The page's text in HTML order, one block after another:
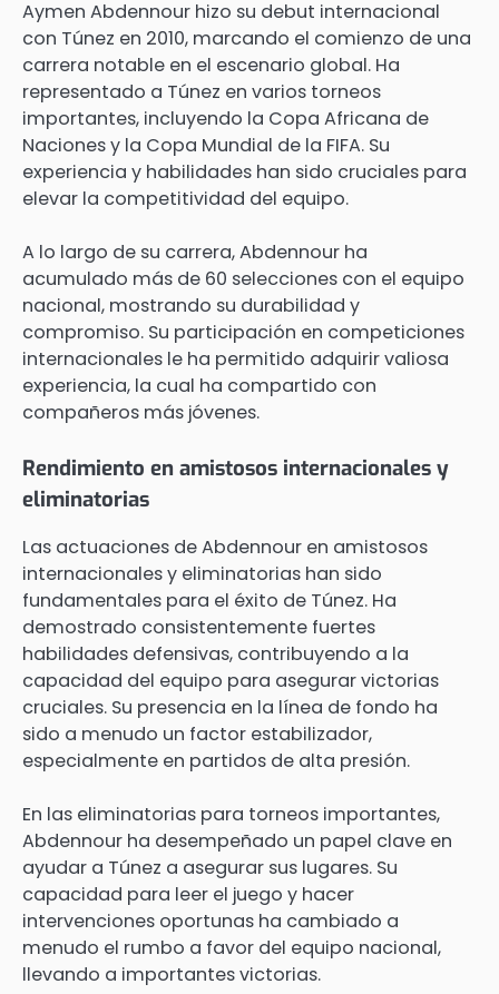
Aymen Abdennour hizo su debut internacional
con Túnez en 2010, marcando el comienzo de una
carrera notable en el escenario global. Ha
representado a Túnez en varios torneos
importantes, incluyendo la Copa Africana de
Naciones y la Copa Mundial de la FIFA. Su
experiencia y habilidades han sido cruciales para
elevar la competitividad del equipo.
A lo largo de su carrera, Abdennour ha
acumulado más de 60 selecciones con el equipo
nacional, mostrando su durabilidad y
compromiso. Su participación en competiciones
internacionales le ha permitido adquirir valiosa
experiencia, la cual ha compartido con
compañeros más jóvenes.
Rendimiento en amistosos internacionales y
eliminatorias
Las actuaciones de Abdennour en amistosos
internacionales y eliminatorias han sido
fundamentales para el éxito de Túnez. Ha
demostrado consistentemente fuertes
habilidades defensivas, contribuyendo a la
capacidad del equipo para asegurar victorias
cruciales. Su presencia en la línea de fondo ha
sido a menudo un factor estabilizador,
especialmente en partidos de alta presión.
En las eliminatorias para torneos importantes,
Abdennour ha desempeñado un papel clave en
ayudar a Túnez a asegurar sus lugares. Su
capacidad para leer el juego y hacer
intervenciones oportunas ha cambiado a
menudo el rumbo a favor del equipo nacional,
llevando a importantes victorias.